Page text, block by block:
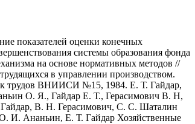
показателей оценки конечных
системы образования фонда
на основе нормативных методов //
в управлении производством.
трудов ВНИИСИ №15, 1984. E. Т. Гайдар,
О. Я., Гайдар Е. Т., Герасимович В. Н,
В. Н. Герасимович, С. С. Шаталин
И. Ананьин, Е. Т. Гайдар Хозяйственные